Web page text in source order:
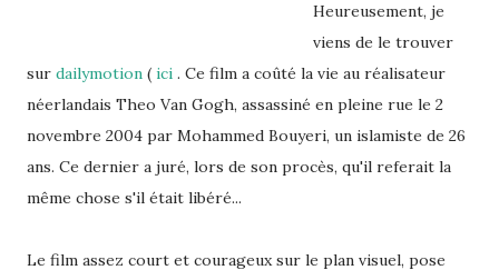
Heureusement, je
viens de le trouver
sur dailymotion ( ici . Ce film a coûté la vie au réalisateur
néerlandais Theo Van Gogh, assassiné en pleine rue le 2
novembre 2004 par Mohammed Bouyeri, un islamiste de 26
ans. Ce dernier a juré, lors de son procès, qu'il referait la
même chose s'il était libéré...
Le film assez court et courageux sur le plan visuel, pose